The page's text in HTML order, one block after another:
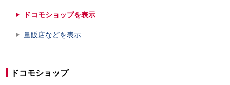
ドコモショップを表示
量販店などを表示
ドコモショップ